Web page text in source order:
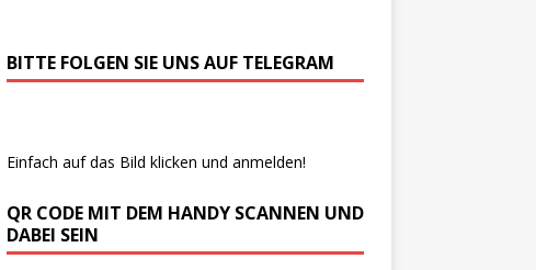
BITTE FOLGEN SIE UNS AUF TELEGRAM
Einfach auf das Bild klicken und anmelden!
QR CODE MIT DEM HANDY SCANNEN UND
DABEI SEIN